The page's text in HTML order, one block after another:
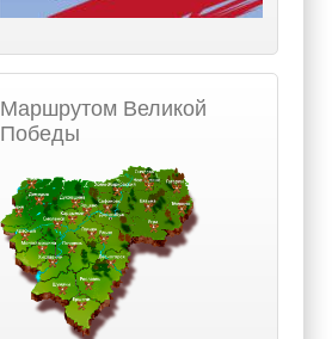
Маршрутом Великой
Победы